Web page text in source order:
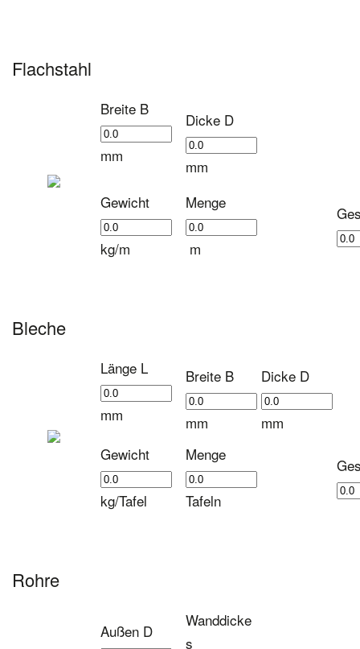
Flachstahl
Breite B
mm
Dicke D
mm
Gewicht
kg/m
Menge
m
Bleche
Länge L
mm
Breite B
mm
Dicke D
mm
Gewicht
kg/Tafel
Menge
Tafeln
Rohre
Außen D
Wanddicke
s